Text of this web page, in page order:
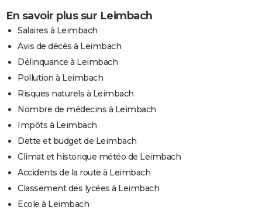
En savoir plus sur Leimbach
Salaires à Leimbach
Avis de décès à Leimbach
Délinquance à Leimbach
Pollution à Leimbach
Risques naturels à Leimbach
Nombre de médecins à Leimbach
Impôts à Leimbach
Dette et budget de Leimbach
Climat et historique météo de Leimbach
Accidents de la route à Leimbach
Classement des lycées à Leimbach
Ecole à Leimbach